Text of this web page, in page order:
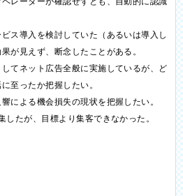
ス導入を検討していた（あるいは導入し
が見えず、断念したことがある。
てネット広告全般に実施しているが、ど
至ったか把握したい。
による機会損失の現状を把握したい。
したが、目標より集客できなかった。